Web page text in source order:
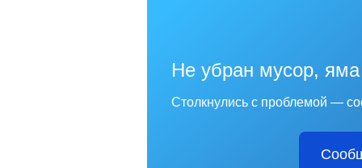
Не убран мусор,
Столкнулись с проблемой —